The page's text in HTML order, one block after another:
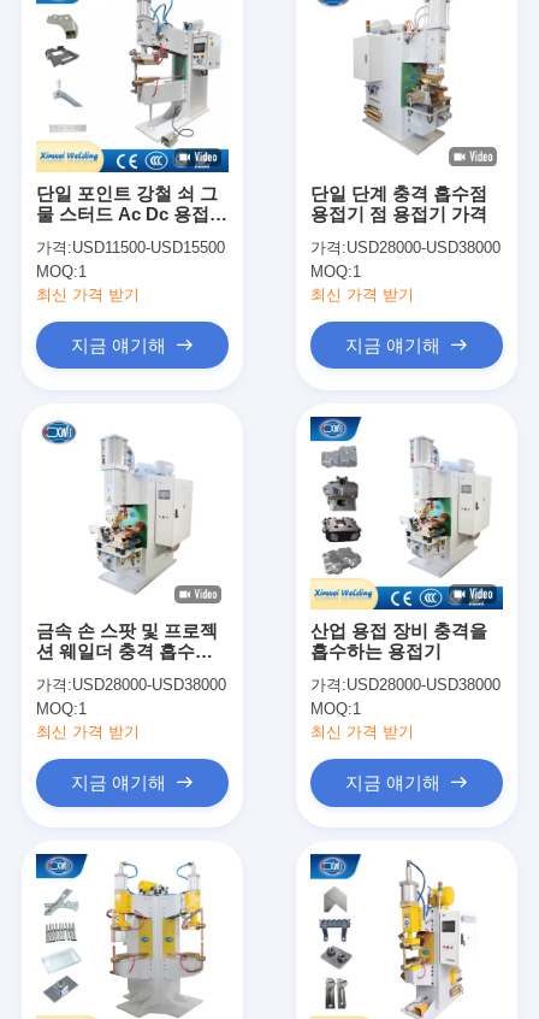
제품 소개
회사 소개
공장 투어
연락처
뉴스
모든 케이스
baidu
가지고 다닐 수 있는 점 용접기
단일 포인트 강철 쇠 그
물 스터드 Ac Dc 용접기
가격:USD11500-USD15500
MOQ:1
최신 가격 받기
지금 얘기해
단일 단계 충격 흡수점
용접기 점 용접기 가격
가격:USD28000-USD38000
MOQ:1
최신 가격 받기
지금 얘기해
금속 손 스팟 및 프로젝
션 웨일더 충격 흡수기
가격:USD28000-USD38000
MOQ:1
최신 가격 받기
지금 얘기해
산업 용접 장비 충격을
흡수하는 용접기
가격:USD28000-USD38000
MOQ:1
최신 가격 받기
지금 얘기해